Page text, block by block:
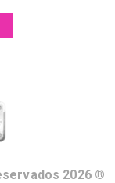
2026 ®